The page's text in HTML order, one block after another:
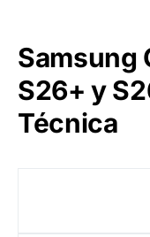
Samsung
S26+ y
Técnica